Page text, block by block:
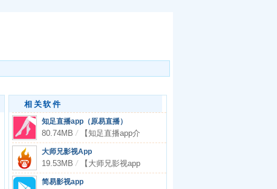
相关软件
知足直播app（原易直播）
80.74MB/ 【知足直播app介
绍】 知足
大师兄影视App
19.53MB/ 【大师兄影视app
介绍】�
简易影视app